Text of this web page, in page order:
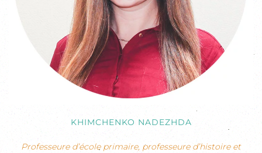
KHIMCHENKO NADEZHDA
Professeure d’école primaire, professeure d’histoire et